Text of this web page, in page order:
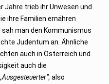
trieb ihr Unwesen und
ihre Familien ernähren
man den Kommunismus
Judentum an. Ähnliche
auch in Österreich und
auch die
„Ausgesteuerter“, also